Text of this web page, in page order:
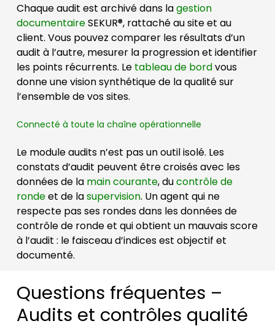
Chaque audit est archivé dans lagestion
documentaireSEKUR®, rattaché au site et au
client. Vous pouvez comparer les résultats d’un
audit à l’autre, mesurer la progression et identifier
les points récurrents. Le tableau de bordvous
donne une vision synthétique de la qualité sur
l’ensemble de vos sites.
Connecté à toute la chaîne opérationnelle
Le module audits n’est pas un outil isolé. Les
constats d’audit peuvent être croisés avec les
données de la main courante, ducontrôle de
rondeet de lasupervision. Un agent qui ne
respecte pas ses rondes dans les données de
contrôle de ronde et qui obtient un mauvais score
à l’audit : le faisceau d’indices est objectif et
documenté.
Questions fréquentes –
Audits et contrôles qualité